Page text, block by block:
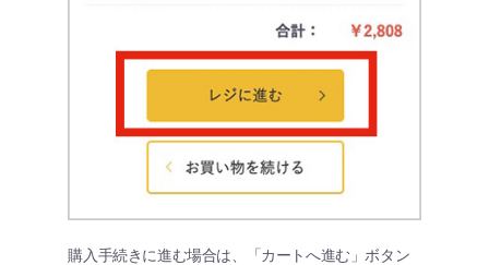
購入手続きに進む場合は、「カートへ進む」ボタン